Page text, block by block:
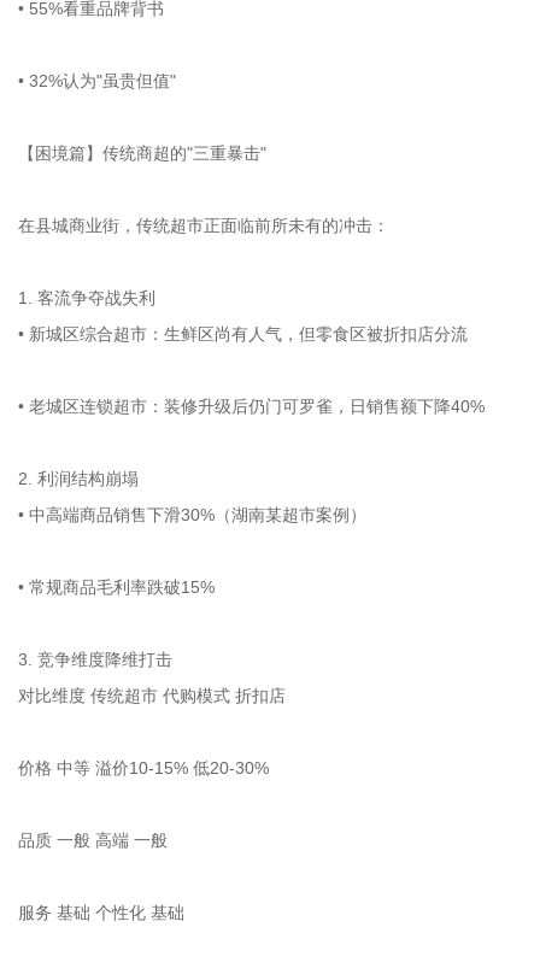
• 55%看重品牌背书
• 32%认为"虽贵但值"
【困境篇】传统商超的"三重暴击"
在县城商业街，传统超市正面临前所未有的冲击：
1. 客流争夺战失利
• 新城区综合超市：生鲜区尚有人气，但零食区被折扣店分流
• 老城区连锁超市：装修升级后仍门可罗雀，日销售额下降40%
2. 利润结构崩塌
• 中高端商品销售下滑30%（湖南某超市案例）
• 常规商品毛利率跌破15%
3. 竞争维度降维打击
对比维度 传统超市 代购模式 折扣店
价格 中等 溢价10-15% 低20-30%
品质 一般 高端 一般
服务 基础 个性化 基础